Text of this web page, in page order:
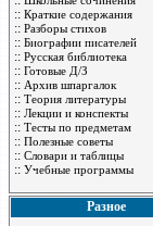
:: Краткие содержания
:: Разборы стихов
:: Биографии писателей
:: Русская библиотека
:: Готовые Д/З
:: Архив шпаргалок
:: Теория литературы
:: Лекции и конспекты
:: Тесты по предметам
:: Полезные советы
:: Словари и таблицы
:: Учебные программы
Разное